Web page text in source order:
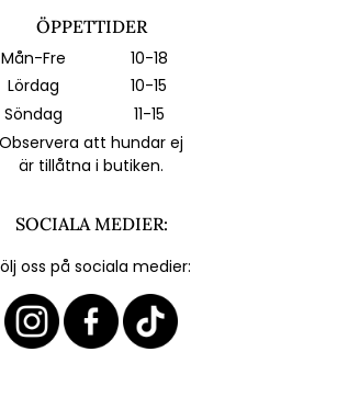
ÖPPETTIDER
Mån-Fre
10-18
Lördag
10-15
Söndag
11-15
Observera att hundar ej
är tillåtna i butiken.
SOCIALA MEDIER:
oss på sociala medier: